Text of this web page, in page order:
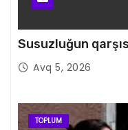
Susuzluğun
Avq 5, 2026
TOPLUM